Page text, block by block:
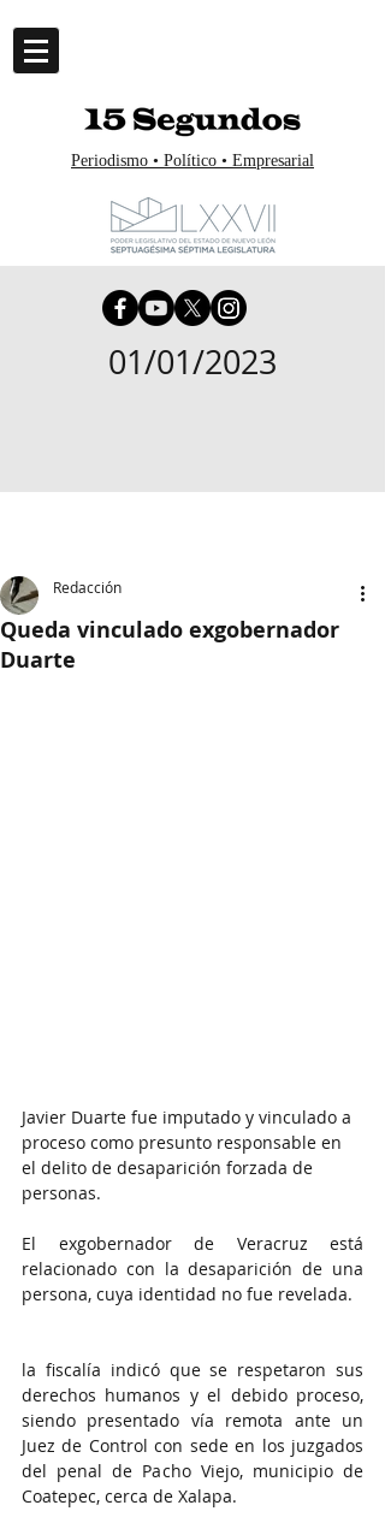
Periodismo • Político • Empresarial
01/01/2023
Queda vinculado exgobernador
Duarte
Redacción
Javier Duarte fue imputado y vinculado a
proceso como presunto responsable en
el delito de desaparición forzada de
personas.
El exgobernador de Veracruz está
relacionado con la desaparición de una
persona, cuya identidad no fue revelada.
la fiscalía indicó que se respetaron sus
derechos humanos y el debido proceso,
siendo presentado vía remota ante un
Juez de Control con sede en los juzgados
del penal de Pacho Viejo, municipio de
Coatepec, cerca de Xalapa.